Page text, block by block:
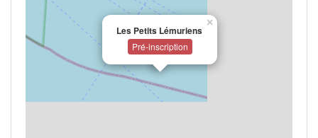
Les Petits Lémuriens
Pré-inscription
×